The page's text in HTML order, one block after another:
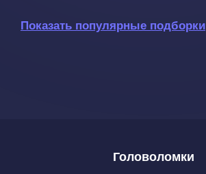
Показать популярные подборки
Головоломки